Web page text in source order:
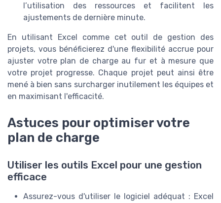
l’utilisation des ressources et facilitent les
ajustements de dernière minute.
En utilisant Excel comme cet outil de gestion des
projets, vous bénéficierez d'une flexibilité accrue pour
ajuster votre plan de charge au fur et à mesure que
votre projet progresse. Chaque projet peut ainsi être
mené à bien sans surcharger inutilement les équipes et
en maximisant l'efficacité.
Astuces pour optimiser votre
plan de charge
Utiliser les outils Excel pour une gestion
efficace
Assurez-vous d'utiliser le logiciel adéquat : Excel